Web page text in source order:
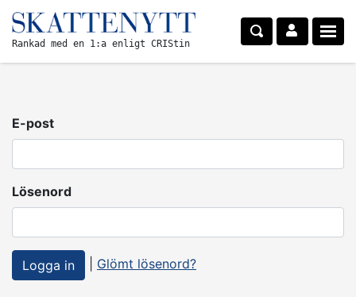
Rankad med en 1:a enligt CRIStin
E-post
Lösenord
Glömt lösenord?